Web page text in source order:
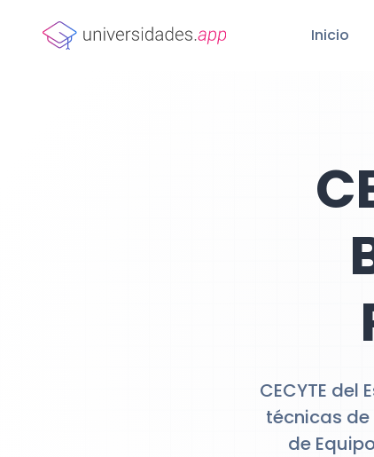
Inicio
CECYTE
técnicas
de